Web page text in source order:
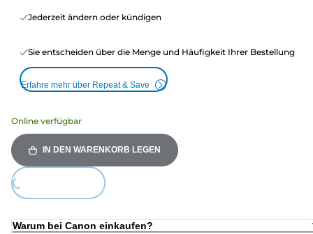
Jederzeit ändern oder kündigen
Sie entscheiden über die Menge und Häufigkeit Ihrer Bestellung
Erfahre mehr über Repeat & Save
Online verfügbar
IN DEN WARENKORB LEGEN
Warum bei Canon einkaufen?